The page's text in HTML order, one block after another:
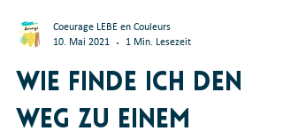
10. Mai 2021
1 Min. Lesezeit